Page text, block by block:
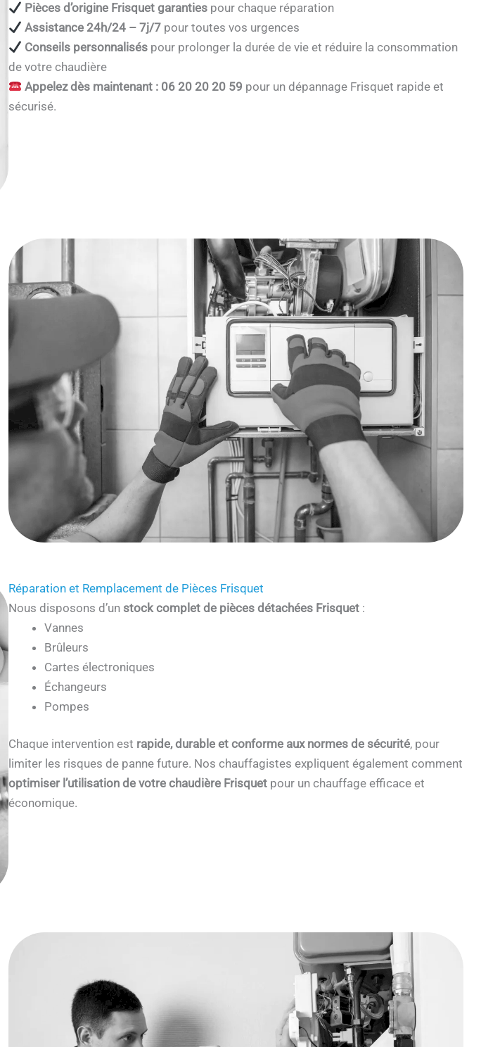
Pièces d’origine Frisquet garanties pour chaque réparation
Assistance 24h/24 – 7j/7 pour toutes vos urgences
Conseils personnalisés pour prolonger la durée de vie et réduire la consommation
de votre chaudière
Appelez dès maintenant : 06 20 20 20 59 pour un dépannage Frisquet rapide et
sécurisé.
Réparation et Remplacement de Pièces Frisquet
Nous disposons d’un stock complet de pièces détachées Frisquet :
Vannes
Brûleurs
Cartes électroniques
Échangeurs
Pompes
Chaque intervention est rapide, durable et conforme aux normes de sécurité, pour
limiter les risques de panne future. Nos chauffagistes expliquent également comment
optimiser l’utilisation de votre chaudière Frisquet pour un chauffage efficace et
économique.